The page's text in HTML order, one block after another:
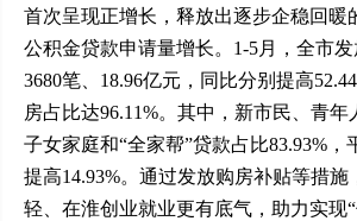
首次呈现正增长，释放出逐步企稳回暖
公积金贷款申请量增长。1-5月，全市
3680笔、18.96亿元，同比分别提高
房占比达96.11%。其中，新市民、青年
子女家庭和“全家帮”贷款占比83.93%，
提高14.93%。通过发放购房补贴等措施
轻、在淮创业就业更有底气，助力实现